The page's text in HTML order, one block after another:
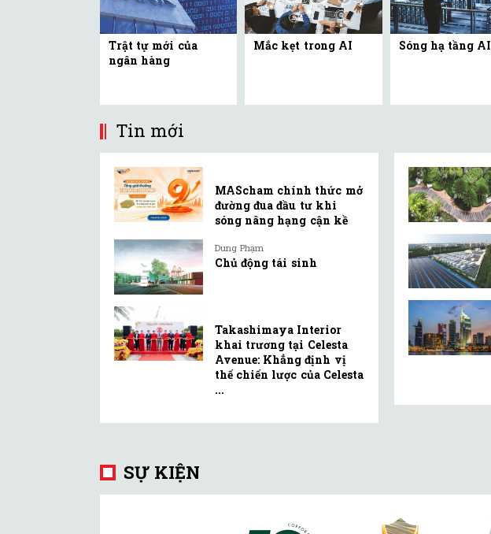
Trật tự mới của
ngân hàng
Mắc kẹt trong AI Sóng hạ tầng AI
Tin mới
MAScham chính thức mở
đường đua đầu tư khi
sóng nâng hạng cận kề
Dung Phạm
Chủ động tái sinh
Takashimaya Interior
khai trương tại Celesta
Avenue: Khẳng định vị
thế chiến lược của Celesta
...
SỰ KIỆN